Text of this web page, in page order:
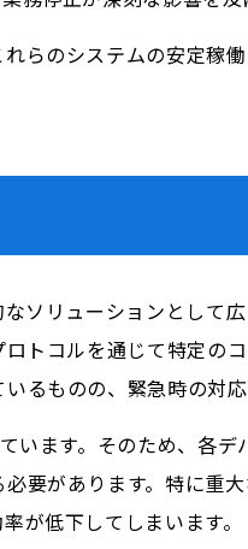
らのシステムの安定稼
ソリューションとして
トコルを通じて特定の
るものの、緊急時の対
ます。そのため、各
要があります。特に重
が低下してしまいます。